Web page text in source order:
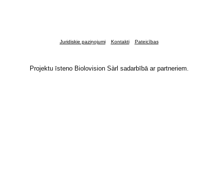
Juridiskie paziņojumi Kontakti Pateicības
Projektu īsteno Biolovision Sàrl sadarbībā ar partneriem.